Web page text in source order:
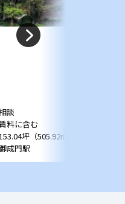
談
料に含む
153.04坪（505.92m²）
成門駅